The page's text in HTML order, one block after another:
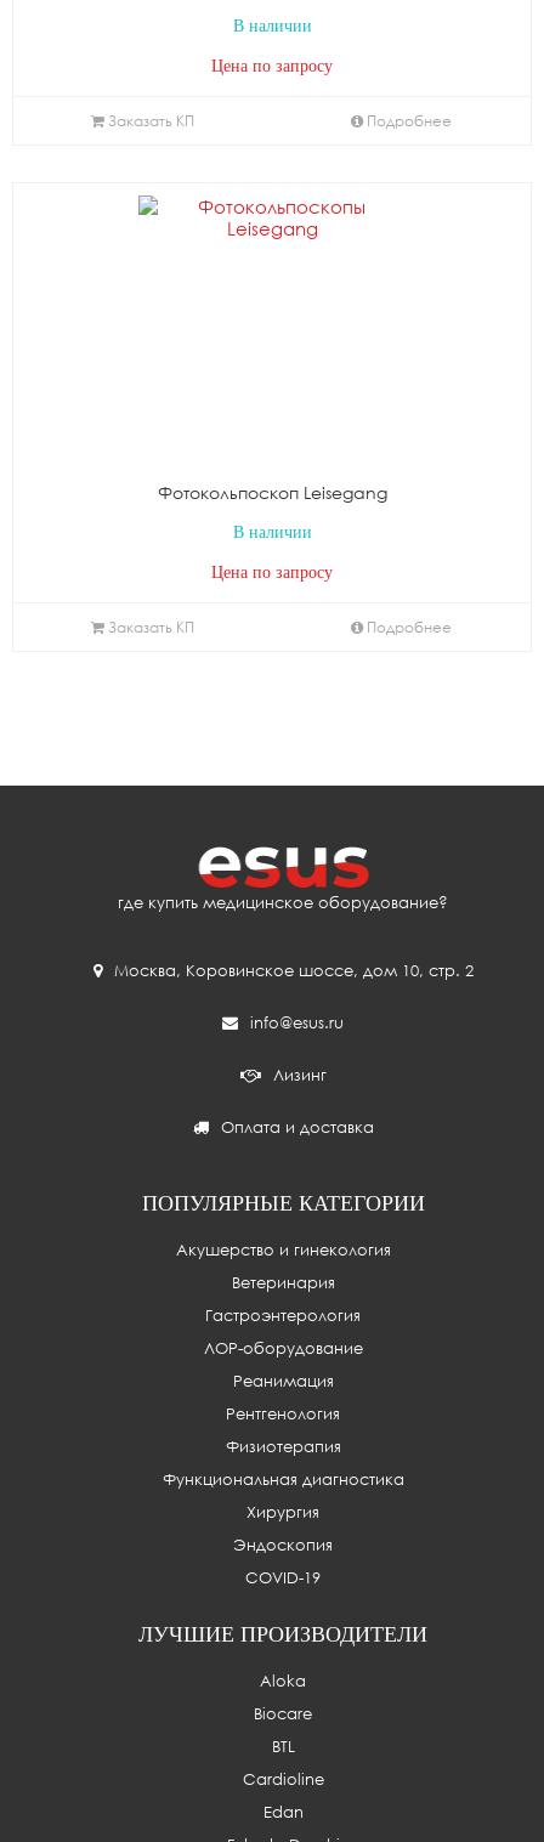
В наличии
Цена по запросу
Заказать КП Подробнее
Фотокольпоскоп Leisegang
В наличии
Цена по запросу
Заказать КП Подробнее
где купить медицинское оборудование?
Москва, Коровинское шоссе, дом 10, стр. 2
info@esus.ru
Лизинг
Оплата и доставка
ПОПУЛЯРНЫЕ КАТЕГОРИИ
Акушерство и гинекология
Ветеринария
Гастроэнтерология
ЛОР-оборудование
Реанимация
Рентгенология
Физиотерапия
Функциональная диагностика
Хирургия
Эндоскопия
COVID-19
ЛУЧШИЕ ПРОИЗВОДИТЕЛИ
Aloka
Biocare
BTL
Cardioline
Edan